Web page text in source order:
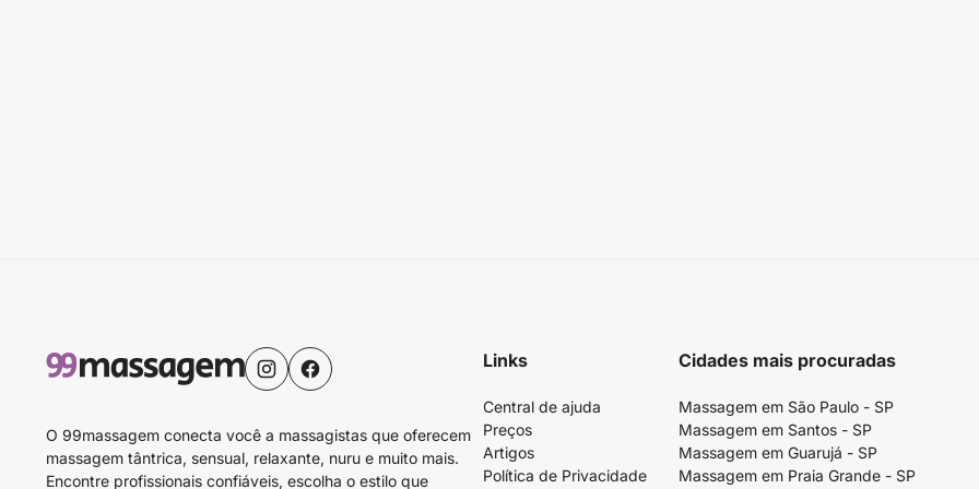
O 99massagem conecta você a massagistas que oferecem
massagem tântrica, sensual, relaxante, nuru e muito mais.
Encontre profissionais confiáveis, escolha o estilo que
Links
Central de ajuda
Preços
Artigos
Política de Privacidade
Cidades mais procuradas
Massagem em São Paulo - SP
Massagem em Santos - SP
Massagem em Guarujá - SP
Massagem em Praia Grande - SP